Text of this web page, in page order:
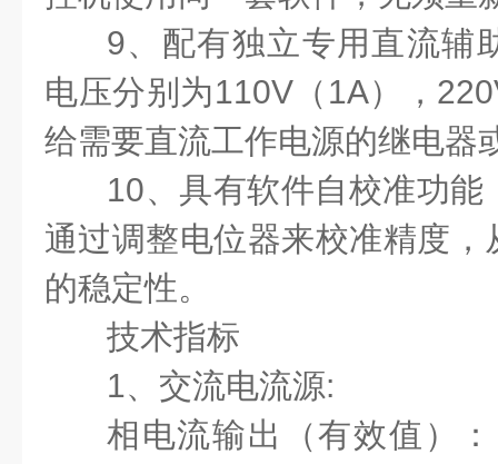
9、配有独立专用直流辅
电压分别为110V（1A），
给需要直流工作电源的继电器
10、具有软件自校准功
通过调整电位器来校准精度
的稳定性。
技术指标
1、交流电流源:
相电流输出（有效值）：